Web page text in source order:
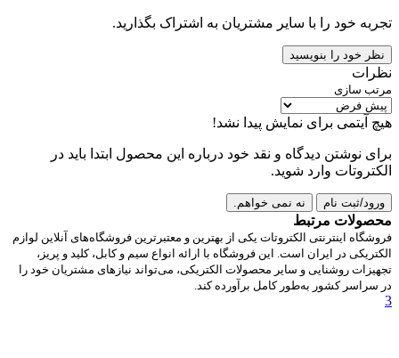
تجربه خود را با سایر مشتریان به اشتراک بگذارید.
نظر خود را بنویسید
نظرات
مرتب سازی
هیچ آیتمی برای نمایش پیدا نشد!
برای نوشتن دیدگاه و نقد خود درباره این محصول ابتدا باید در
الکتروتات وارد شوید.
ورود/ثبت نام نه نمی خواهم.
محصولات مرتبط
فروشگاه اینترنتی الکتروتات یکی از بهترین و معتبرترین فروشگاه‌های آنلاین لوازم
الکتریکی در ایران است. این فروشگاه با ارائه انواع سیم و کابل، کلید و پریز،
تجهیزات روشنایی و سایر محصولات الکتریکی، می‌تواند نیازهای مشتریان خود را
در سراسر کشور به‌طور کامل برآورده کند.
3